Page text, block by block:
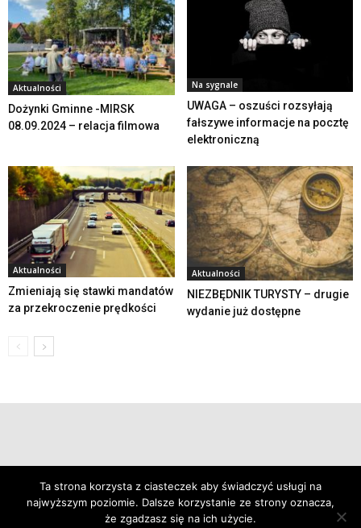
Aktualności
Dożynki Gminne -MIRSK
08.09.2024 – relacja filmowa
Na sygnale
UWAGA – oszuści rozsyłają
fałszywe informacje na pocztę
elektroniczną
Aktualności
Zmieniają się stawki mandatów
za przekroczenie prędkości
Aktualności
NIEZBĘDNIK TURYSTY – drugie
wydanie już dostępne
Ta strona korzysta z ciasteczek aby świadczyć usługi na
najwyższym poziomie. Dalsze korzystanie ze strony oznacza,
że zgadzasz się na ich użycie.